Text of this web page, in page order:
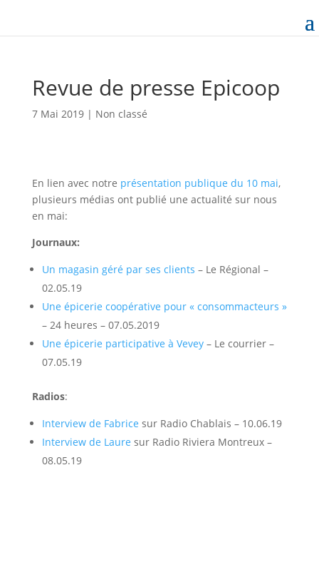
Revue de presse Epicoop
7 Mai 2019| Non classé
En lien avec notre présentation publique du 10 mai,
plusieurs médias ont publié une actualité sur nous
en mai:
Journaux:
Un magasin géré par ses clients – Le Régional –
02.05.19
Une épicerie coopérative pour « consommacteurs »
– 24 heures – 07.05.2019
Une épicerie participative à Vevey– Le courrier –
07.05.19
Radios:
Interview de Fabrice sur Radio Chablais – 10.06.19
Interview de Laure sur Radio Riviera Montreux –
08.05.19